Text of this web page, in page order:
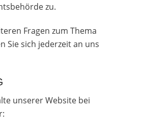
zu.
Fragen zum Thema
Sie sich jederzeit an uns
unserer Website bei